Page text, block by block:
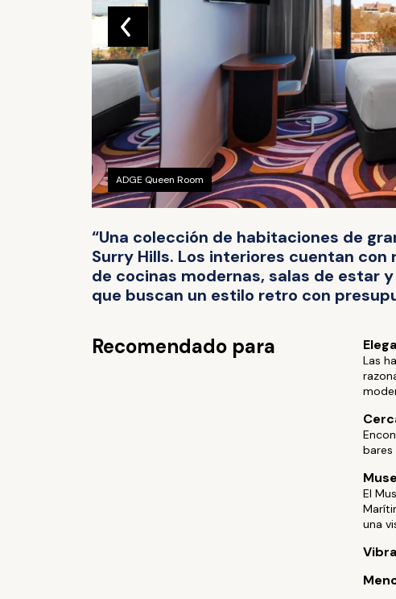
ADGE Queen Room
“Una colección de habitaciones de
Surry Hills. Los interiores cuentan
de cocinas modernas, salas de estar
que buscan un estilo retro con
Recomendado para
Las
bares
El
una